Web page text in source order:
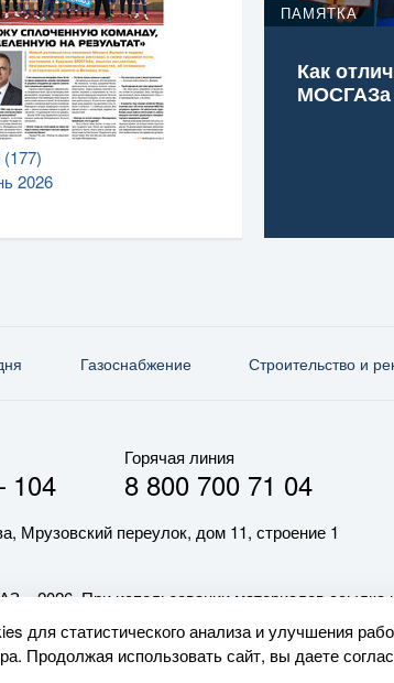
2026
ПАМЯТКА
Как
МОСГАЗа
Газо­снабжение Строительство и
104
Горячая линия
8 800 700 71 04
Мрузовский переулок, дом 11, строение 1
2026. При использовании материалов ссылка
для статистического анализа и улучшения
Продолжая использовать сайт, вы даете